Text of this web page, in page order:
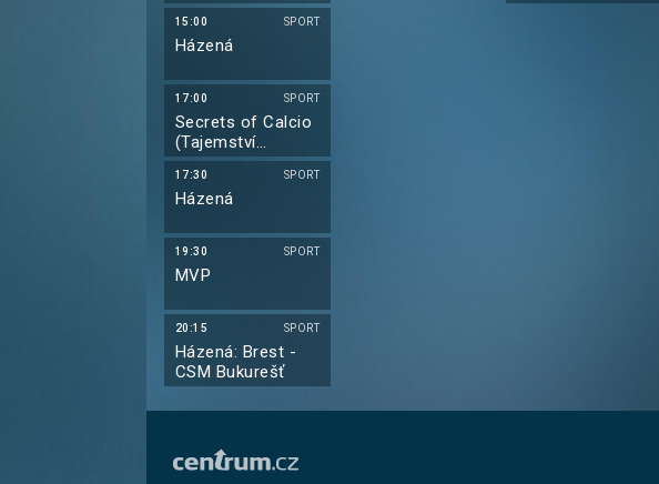
15:00 SPORT
Házená
17:00 SPORT
Secrets of Calcio
(Tajemství
fotbalu), Carlo
Ancelotti
17:30 SPORT
Házená
19:30 SPORT
MVP
20:15 SPORT
Házená: Brest -
CSM Bukurešť